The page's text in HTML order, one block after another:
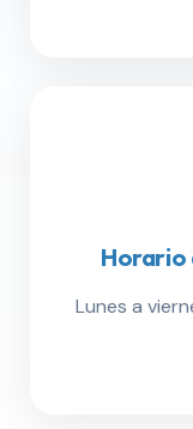
Horario
Lunes a